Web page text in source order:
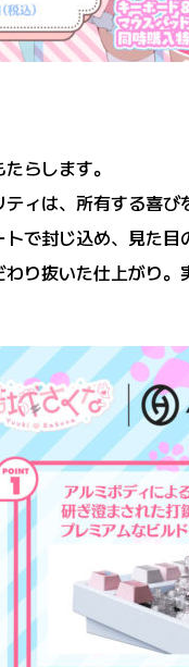
らします。
ィは、所有する喜び
で封じ込め、見た目
り抜いた仕上がり